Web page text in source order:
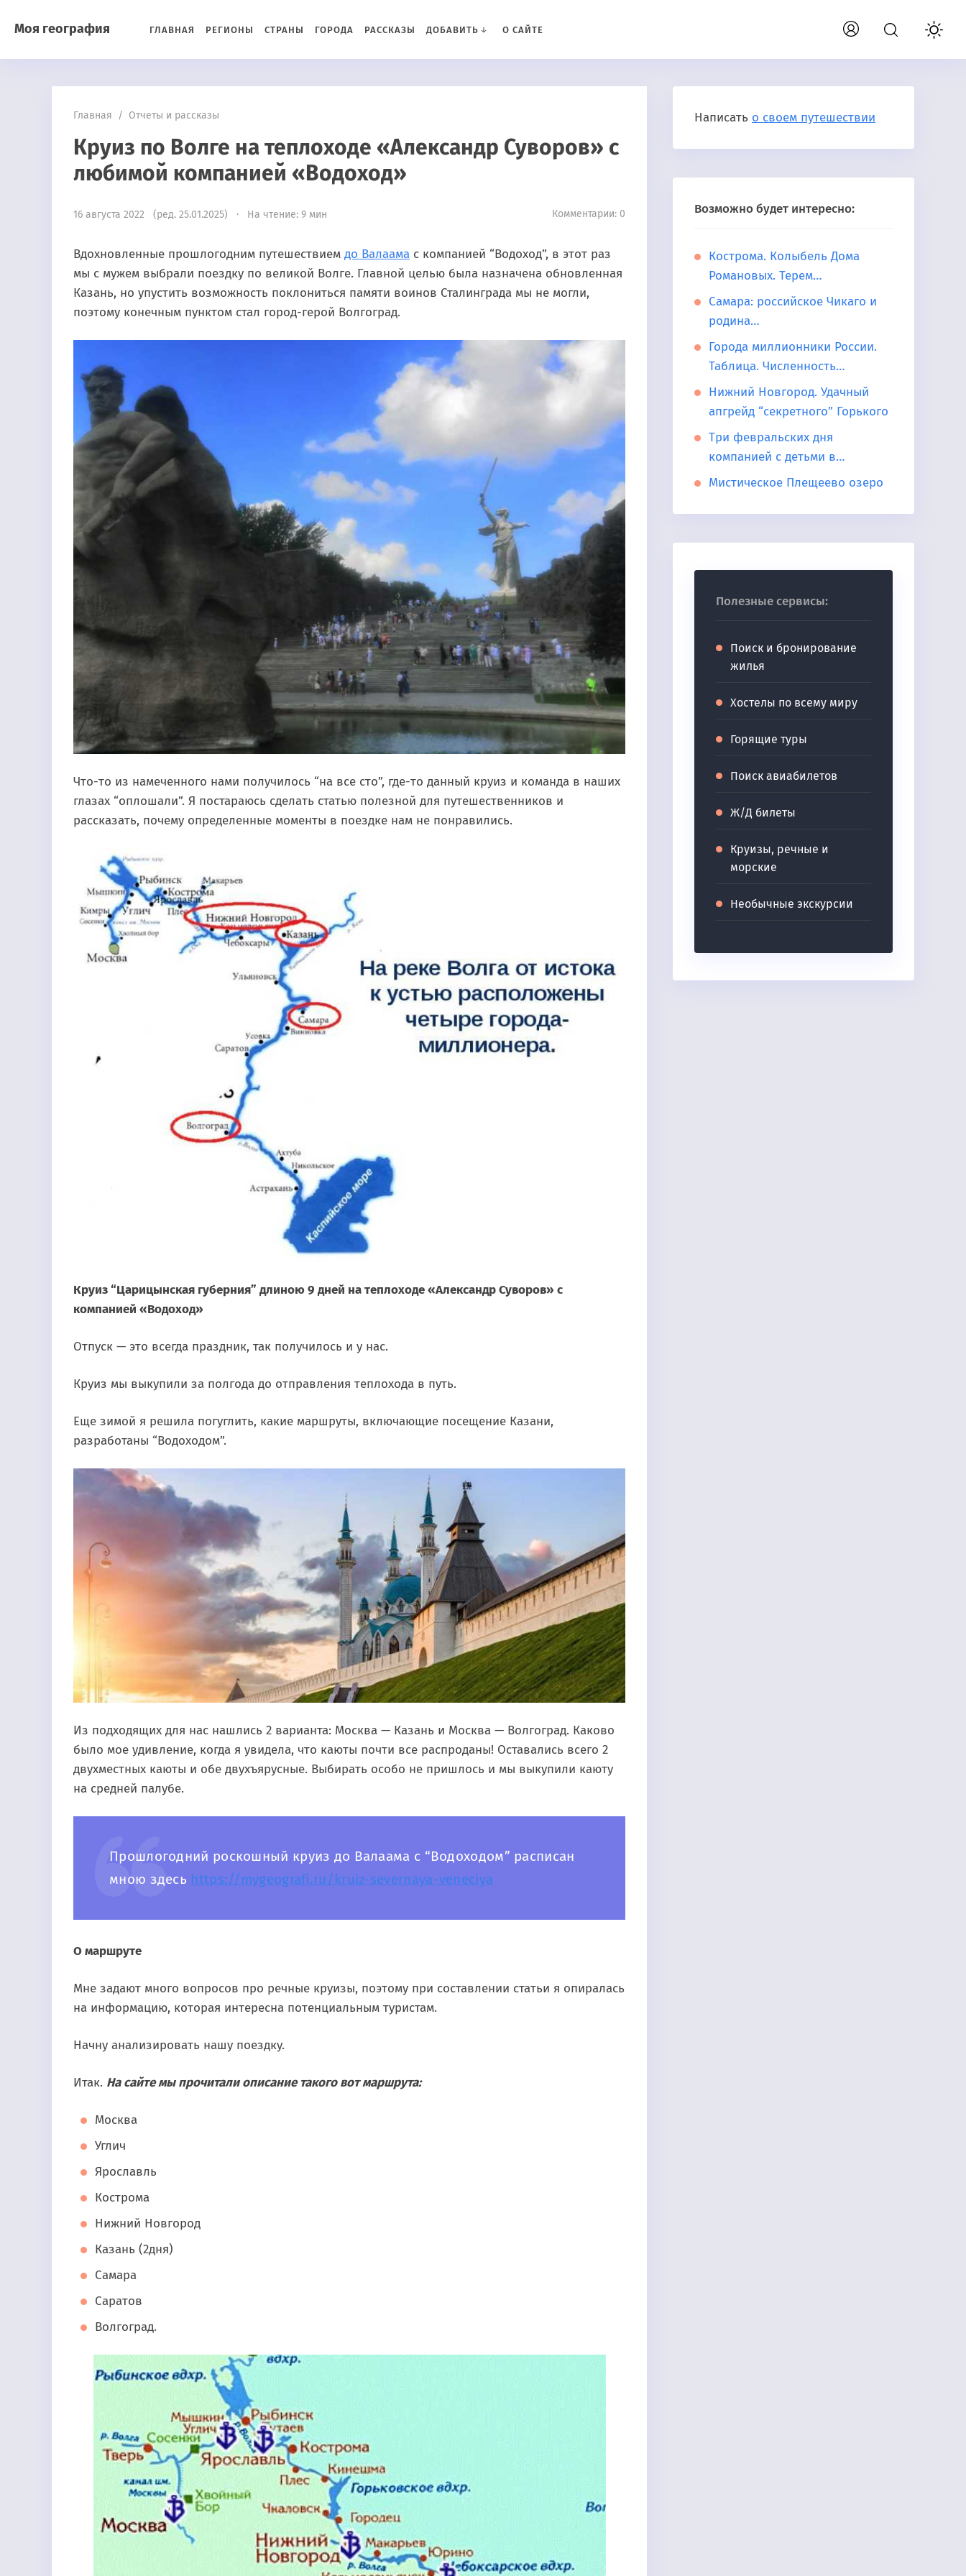
Моя география ГЛАВНАЯ РЕГИОНЫ СТРАНЫ ГОРОДА РАССКАЗЫ ДОБАВИТЬ О САЙТЕ
Главная / Отчеты и рассказы
Круиз по Волге на теплоходе «Александр Суворов» с
любимой компанией «Водоход»
16 августа 2022 (ред. 25.01.2025) · На чтение: 9 мин Комментарии: 0
Вдохновленные прошлогодним путешествием до Валаама с компанией “Водоход”, в этот раз
мы с мужем выбрали поездку по великой Волге. Главной целью была назначена обновленная
Казань, но упустить возможность поклониться памяти воинов Сталинграда мы не могли,
поэтому конечным пунктом стал город-герой Волгоград.
Что-то из намеченного нами получилось “на все сто”, где-то данный круиз и команда в наших
глазах “оплошали”. Я постараюсь сделать статью полезной для путешественников и
рассказать, почему определенные моменты в поездке нам не понравились.
Круиз “Царицынская губерния” длиною 9 дней на теплоходе «Александр Суворов» с
компанией «Водоход»
Отпуск — это всегда праздник, так получилось и у нас.
Круиз мы выкупили за полгода до отправления теплохода в путь.
Еще зимой я решила погуглить, какие маршруты, включающие посещение Казани,
разработаны “Водоходом”.
Из подходящих для нас нашлись 2 варианта: Москва — Казань и Москва — Волгоград. Каково
было мое удивление, когда я увидела, что каюты почти все распроданы! Оставались всего 2
двухместных каюты и обе двухъярусные. Выбирать особо не пришлось и мы выкупили каюту
на средней палубе.
Прошлогодний роскошный круиз до Валаама с “Водоходом” расписан
мною здесь https://mygeografi.ru/kruiz-severnaya-veneciya
О маршруте
Мне задают много вопросов про речные круизы, поэтому при составлении статьи я опиралась
на информацию, которая интересна потенциальным туристам.
Начну анализировать нашу поездку.
Итак. На сайте мы прочитали описание такого вот маршрута:
Москва
Углич
Ярославль
Кострома
Нижний Новгород
Казань (2дня)
Самара
Саратов
Волгоград.
Написать о своем путешествии
Возможно будет интересно:
Кострома. Колыбель Дома
Романовых. Терем…
Самара: российское Чикаго и
родина…
Города миллионники России.
Таблица. Численность…
Нижний Новгород. Удачный
апгрейд “секретного” Горького
Три февральских дня
компанией с детьми в…
Мистическое Плещеево озеро
Полезные сервисы:
Поиск и бронирование
жилья
Хостелы по всему миру
Горящие туры
Поиск авиабилетов
Ж/Д билеты
Круизы, речные и
морские
Необычные экскурсии